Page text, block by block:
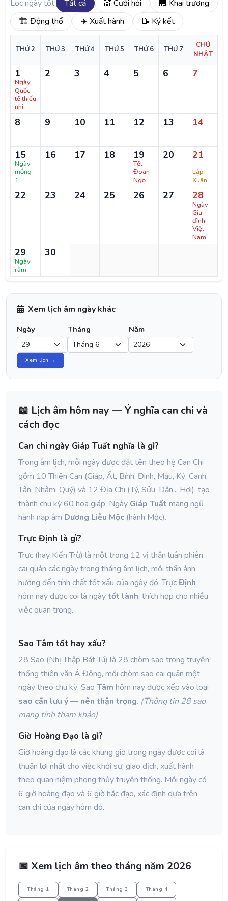
Lọc ngày tốt: Tất cả 💒 Cưới hỏi
🏪 Khai trương
🏗️ Động thổ
✈️ Xuất hành 📝 Ký kết
THỨ 2 THỨ 3 THỨ 4 THỨ 5 THỨ 6 THỨ 7
CHỦ
NHẬT
1
Ngày
Quốc
tế thiếu
nhi
2 3 4 5 6 7
8 9 10 11 12 13 14
15
Ngày
mồng
1
16 17 18 19
Tết
Đoan
Ngọ
20 21
Lập
Xuân
22 23 24 25 26 27 28
Ngày
Gia
đình
Việt
Nam
29
Ngày
rằm
30
Xem lịch âm ngày khác
Ngày Tháng Năm
Xem lịch →
📖 Lịch âm hôm nay — Ý nghĩa can chi và
cách đọc
Can chi ngày Giáp Tuất nghĩa là gì?
Trong âm lịch, mỗi ngày được đặt tên theo hệ Can Chi
gồm 10 Thiên Can (Giáp, Ất, Bính, Đinh, Mậu, Kỷ, Canh,
Tân, Nhâm, Quý) và 12 Địa Chi (Tý, Sửu, Dần... Hợi), tạo
thành chu kỳ 60 hoa giáp. Ngày Giáp Tuất mang ngũ
hành nạp âm Dương Liễu Mộc (hành Mộc).
Trực Định là gì?
Trực (hay Kiến Trừ) là một trong 12 vị thần luân phiên
cai quản các ngày trong tháng âm lịch, mỗi thần ảnh
hưởng đến tính chất tốt xấu của ngày đó. TrựcĐịnh
hôm nay được coi là ngàytốt lành, thích hợp cho nhiều
việc quan trọng.
Sao Tâm tốt hay xấu?
28 Sao (Nhị Thập Bát Tú) là 28 chòm sao trong truyền
thống thiên văn Á Đông, mỗi chòm sao cai quản một
ngày theo chu kỳ. Sao Tâm hôm nay được xếp vào loại
sao cần lưu ý — nên thận trọng. (Thông tin 28 sao
mang tính tham khảo)
Giờ Hoàng Đạo là gì?
Giờ hoàng đạo là các khung giờ trong ngày được coi là
thuận lợi nhất cho việc khởi sự, giao dịch, xuất hành
theo quan niệm phong thủy truyền thống. Mỗi ngày có
6 giờ hoàng đạo và 6 giờ hắc đạo, xác định dựa trên
can chi của ngày hôm đó.
📅 Xem lịch âm theo tháng năm 2026
Tháng 1 Tháng 2 Tháng 3 Tháng 4